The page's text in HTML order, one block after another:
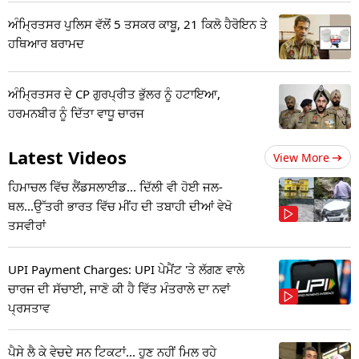
ਅੰਮ੍ਰਿਤਸਰ ਪੁਲਿਸ ਵੱਲੋਂ 5 ਤਸਕਰ ਕਾਬੂ, 21 ਕਿਲੋ ਹੈਰੋਇਨ ਤੇ
ਹਥਿਆਰ ਬਰਾਮਦ
ਅੰਮ੍ਰਿਤਸਰ ਦੇ CP ਗੁਰਪ੍ਰੀਤ ਭੁੱਲਰ ਨੂੰ ਹਟਾਇਆ,
ਹਰਮਨਬੀਰ ਨੂੰ ਦਿੱਤਾ ਵਾਧੂ ਚਾਰਜ
Latest Videos View More
ਹਿਮਾਚਲ ਵਿੱਚ ਲੈਂਡਸਲਾਈਡ... ਦਿੱਲੀ ਵੀ ਹੋਈ ਜਲ-
ਥਲ...ਉੱਤਰੀ ਭਾਰਤ ਵਿੱਚ ਮੀਂਹ ਦੀ ਤਬਾਹੀ ਦੀਆਂ ਵੇਖੋ
ਤਸਵੀਰਾਂ
UPI Payment Charges: UPI ਪੇਮੈਂਟ 'ਤੇ ਲੱਗਣ ਵਾਲੇ
ਚਾਰਜ ਦੀ ਸੱਚਾਈ, ਜਾਣੋ ਕੀ ਹੈ ਵਿੱਤ ਮੰਤਰਾਲੇ ਦਾ ਨਵਾਂ
ਪ੍ਰਸਤਾਵ
ਪੈਸੇ ਲੈ ਕੇ ਵੇਚਦੇ ਸਨ ਟਿਕਟਾਂ... ਹੁਣ ਨਹੀਂ ਮਿਲ ਰਹੇ